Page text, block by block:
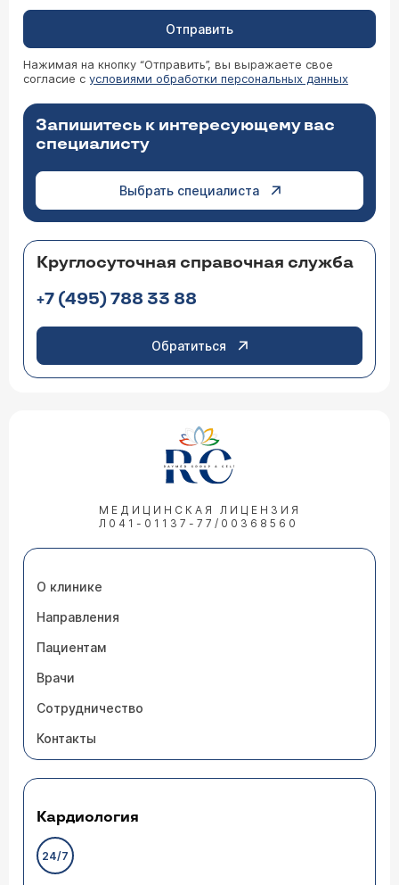
Отправить
Нажимая на кнопку “Отправить”, вы выражаете свое
согласие с условиями обработки персональных данных
Запишитесь к интересующему вас
специалисту
Выбрать специалиста
Круглосуточная справочная служба
+7 (495) 788 33 88
Обратиться
МЕДИЦИНСКАЯ ЛИЦЕНЗИЯ
Л041-01137-77/00368560
О клинике
Направления
Пациентам
Врачи
Сотрудничество
Контакты
Кардиология
24/7